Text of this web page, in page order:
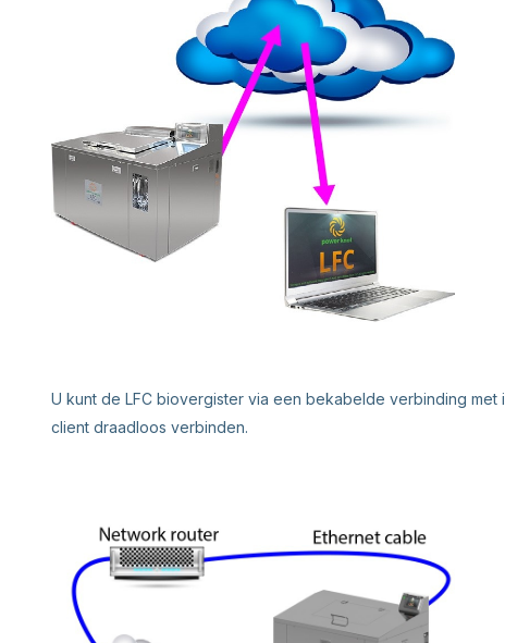
U kunt de LFC biovergister via een bekabelde verbinding
client draadloos verbinden.